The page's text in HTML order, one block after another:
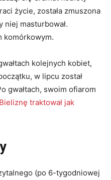
życie, została zmuszona
niej masturbował.
komórkowym.
kolejnych kobiet,
w lipcu został
gwałtach, swoim ofiarom
Bieliznę traktował jak
(po 6-tygodniowej